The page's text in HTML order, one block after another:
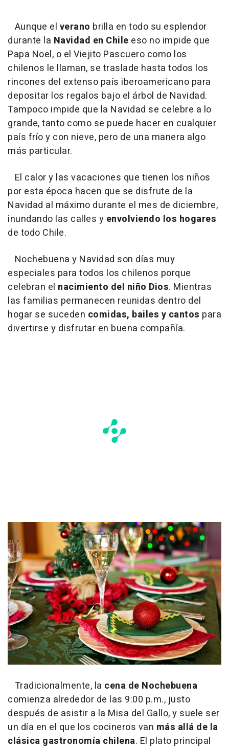
Aunque el verano brilla en todo su esplendor
durante la Navidad en Chile eso no impide que
Papa Noel, o el Viejito Pascuero como los
chilenos le llaman, se traslade hasta todos los
rincones del extenso país iberoamericano para
depositar los regalos bajo el árbol de Navidad.
Tampoco impide que la Navidad se celebre a lo
grande, tanto como se puede hacer en cualquier
país frío y con nieve, pero de una manera algo
más particular.
El calor y las vacaciones que tienen los niños
por esta época hacen que se disfrute de la
Navidad al máximo durante el mes de diciembre,
inundando las calles y envolviendo los hogares
de todo Chile.
Nochebuena y Navidad son días muy
especiales para todos los chilenos porque
celebran el nacimiento del niño Dios. Mientras
las familias permanecen reunidas dentro del
hogar se suceden comidas, bailes y cantos para
divertirse y disfrutar en buena compañía.
Tradicionalmente, la cena de Nochebuena
comienza alrededor de las 9:00 p.m., justo
después de asistir a la Misa del Gallo, y suele ser
un día en el que los cocineros van más allá de la
clásica gastronomía chilena. El plato principal